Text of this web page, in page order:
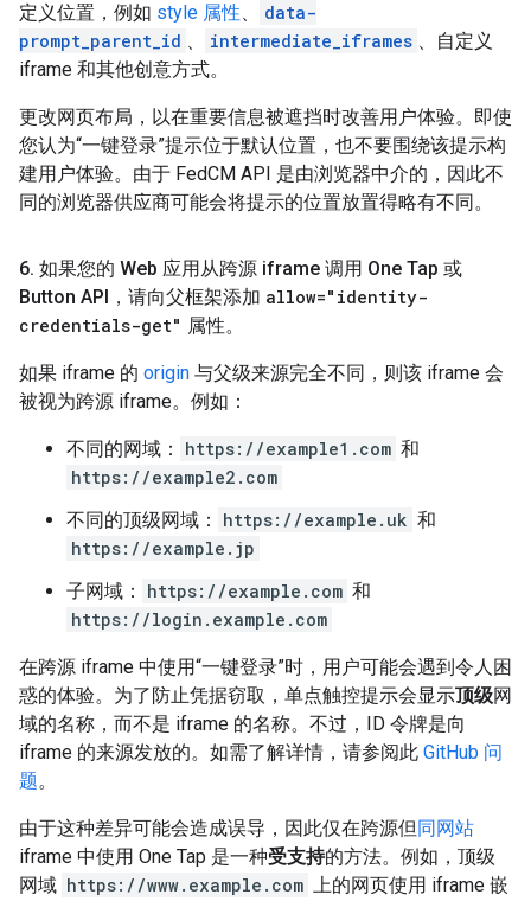
定义位置，例如 style 属性、
data-
prompt_parent_id 、 intermediate_iframes 、自定义
iframe 和其他创意方式。
更改网页布局，以在重要信息被遮挡时改善用户体验。即使
您认为“一键登录”提示位于默认位置，也不要围绕该提示构
建用户体验。由于 FedCM API 是由浏览器中介的，因此不
同的浏览器供应商可能会将提示的位置放置得略有不同。
6. 如果您的 Web 应用从跨源 iframe 调用 One Tap 或
Button API，请向父框架添加 allow="identity-
credentials-get" 属性。
如果 iframe 的 origin 与父级来源完全不同，则该 iframe 会
被视为跨源 iframe。例如：
不同的网域： https://example1.com 和
https://example2.com
不同的顶级网域：
https://example.uk 和
https://example.jp
子网域：
https://example.com 和
https://login.example.com
在跨源 iframe 中使用“一键登录”时，用户可能会遇到令人困
惑的体验。为了防止凭据窃取，单点触控提示会显示顶级网
域的名称，而不是 iframe 的名称。不过，ID 令牌是向
iframe 的来源发放的。如需了解详情，请参阅此 GitHub 问
题。
由于这种差异可能会造成误导，因此仅在跨源但同网站
iframe 中使用 One Tap 是一种受支持的方法。例如，顶级
网域 https://www.example.com 上的网页使用 iframe 嵌